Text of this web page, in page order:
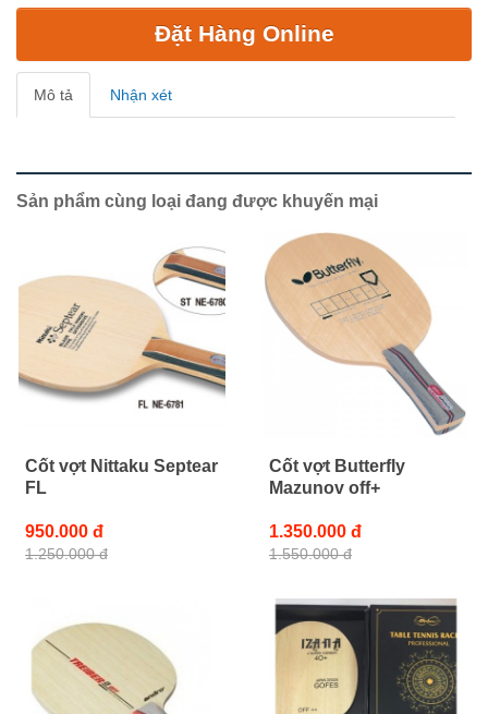
Đặt Hàng Online
Mô tả Nhận xét
Sản phẩm cùng loại đang được khuyến mại
Cốt vợt Nittaku Septear
FL
950.000 đ
1.250.000 đ
Cốt vợt Butterfly
Mazunov off+
1.350.000 đ
1.550.000 đ